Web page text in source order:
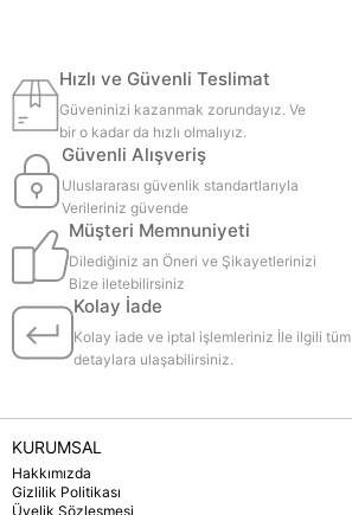
Hızlı ve Güvenli Teslimat
Güveninizi kazanmak zorundayız. Ve
bir o kadar da hızlı olmalıyız.
Güvenli Alışveriş
Uluslararası güvenlik standartlarıyla
Verileriniz güvende
Müşteri Memnuniyeti
Dilediğiniz an Öneri ve Şikayetlerinizi
Bize iletebilirsiniz
Kolay İade
Kolay iade ve iptal işlemleriniz İle ilgili tüm
detaylara ulaşabilirsiniz.
KURUMSAL
Hakkımızda
Gizlilik Politikası
Üyelik Sözleşmesi